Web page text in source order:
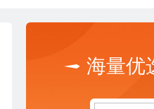
海量优